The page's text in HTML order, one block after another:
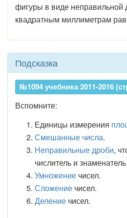
фигуры в виде неправильной
квадратным миллиметрам
Подсказка
№1094 учебника 2011-2016
Вспомните:
Единицы измерения
Смешанные числа.
Неправильные дроби,
числитель и
Умножение чисел.
Сложение чисел.
Деление чисел.